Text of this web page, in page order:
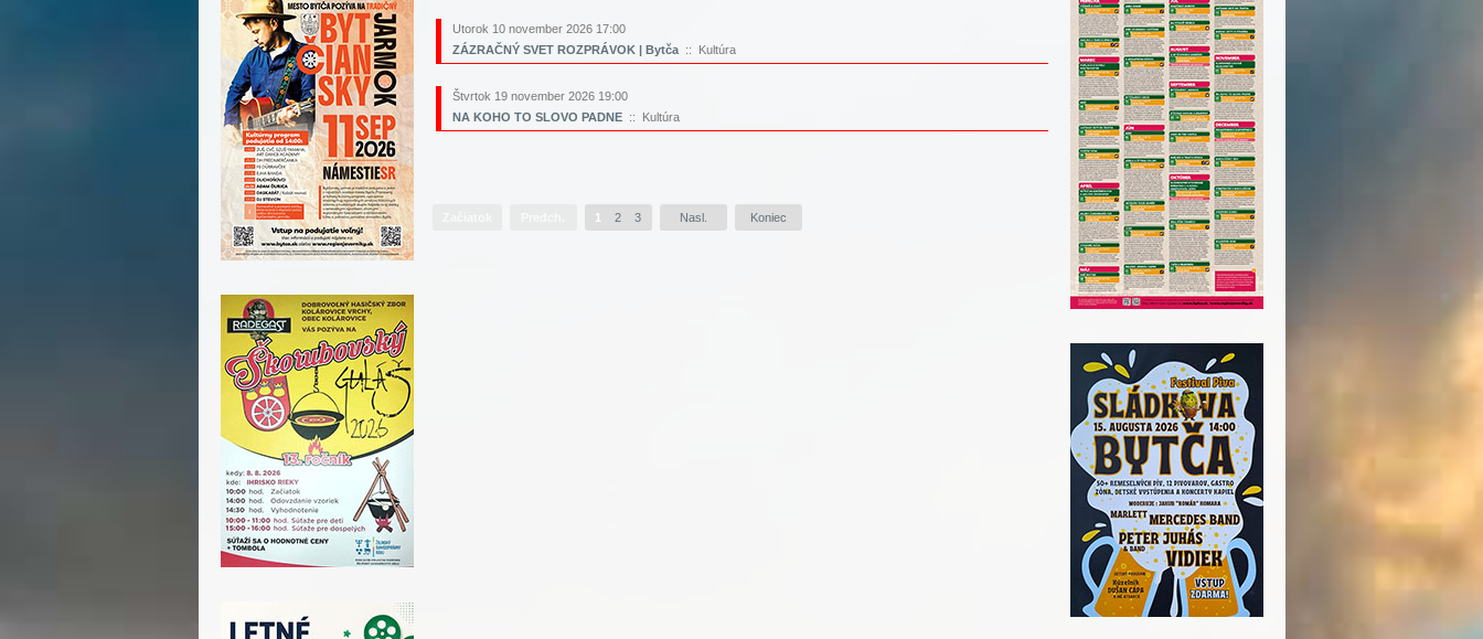
Utorok 10 november 2026 17:00
ZÁZRAČNÝ SVET ROZPRÁVOK | Bytča:: Kultúra
Štvrtok 19 november 2026 19:00
NA KOHO TO SLOVO PADNE:: Kultúra
1 2 3 Nasl. Koniec